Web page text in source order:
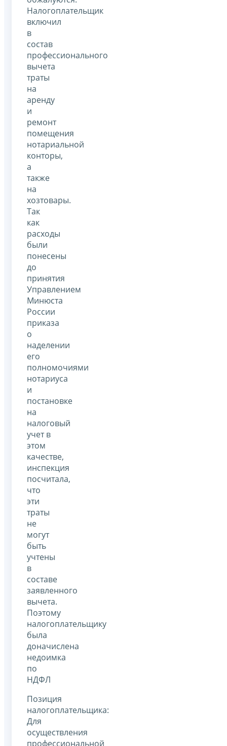
Налогоплательщик
включил
в
состав
профессионального
вычета
траты
на
аренду
и
ремонт
помещения
нотариальной
конторы,
а
также
на
хозтовары.
Так
как
расходы
были
понесены
до
принятия
Управлением
Минюста
России
приказа
о
наделении
его
полномочиями
нотариуса
и
постановке
на
налоговый
учет в
этом
качестве,
инспекция
посчитала,
что
эти
траты
не
могут
быть
учтены
в
составе
заявленного
вычета.
Поэтому
налогоплательщику
была
доначислена
недоимка
по
НДФЛ
Позиция
налогоплательщика:
Для
осуществления
профессиональной